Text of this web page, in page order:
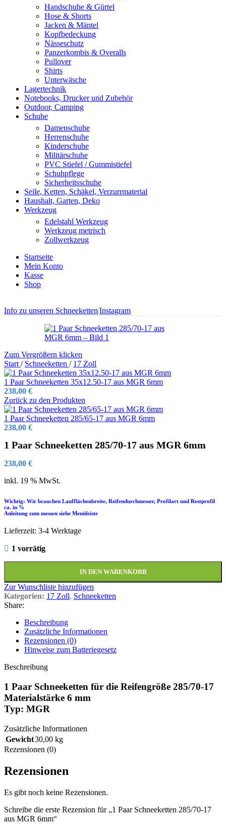
Handschuhe & Gürtel
Hose & Shorts
Jacken & Mäntel
Kopfbedeckung
Nässeschutz
Panzerkombis & Overalls
Pullover
Shirts
Unterwäsche
Lagertechnik
Notebooks, Drucker und Zubehör
Outdoor, Camping
Schuhe
Damenschuhe
Herrenschuhe
Kinderschuhe
Militärschuhe
PVC Stiefel / Gummistiefel
Schuhpflege
Sicherheitsschuhe
Seile, Ketten, Schäkel, Verzurrmaterial
Haushalt, Garten, Deko
Werkzeug
Edelstahl Werkzeug
Werkzeug metrisch
Zollwerkzeug
Startseite
Mein Konto
Kasse
Shop
Info zu unseren Schneeketten|Instagram
Zum Vergrößern klicken
Start / Schneeketten / 17 Zoll
1 Paar Schneeketten 35x12.50-17 aus MGR 6mm
238,00 €
Zurück zu den Produkten
1 Paar Schneeketten 285/65-17 aus MGR 6mm
238,00 €
1 Paar Schneeketten 285/70-17 aus MGR 6mm
238,00 €
inkl. 19 % MwSt.
Wichtig: Wir brauchen Laufflächenbreite, Reifendurchmesser, Profilart und Restprofil
ca. in %
Anleitung zum messen siehe Menüleiste
Lieferzeit: 3-4 Werktage
1 vorrätig
IN DEN WARENKORB
Zur Wunschliste hinzufügen
Kategorien: 17 Zoll, Schneeketten
Share:
Beschreibung
Zusätzliche Informationen
Rezensionen (0)
Hinweise zum Batteriegesetz
Beschreibung
1 Paar Schneeketten für die Reifengröße 285/70-17
Materialstärke 6 mm
Typ: MGR
Zusätzliche Informationen
Gewicht30,00 kg
Rezensionen (0)
Rezensionen
Es gibt noch keine Rezensionen.
Schreibe die erste Rezension für „1 Paar Schneeketten 285/70-17
aus MGR 6mm“